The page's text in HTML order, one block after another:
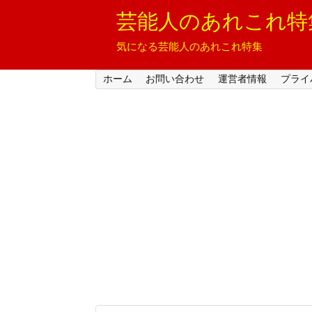
芸能人のあれこれ特
気になる芸能人のあれこれ特集
ホーム お問い合わせ 運営者情報 プラ